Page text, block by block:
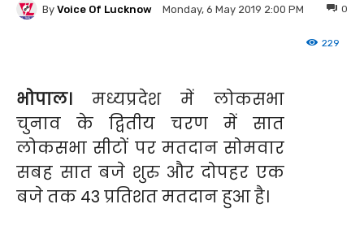
By Voice Of Lucknow Monday, 6 May 2019 2:00 PM 0
229
भोपाल। मध्यप्रदेश में लोकसभा
चुनाव के द्वितीय चरण में सात
लोकसभा सीटों पर मतदान सोमवार
सबह सात बजे शुरु और दोपहर एक
बजे तक 43 प्रतिशत मतदान हुआ है।